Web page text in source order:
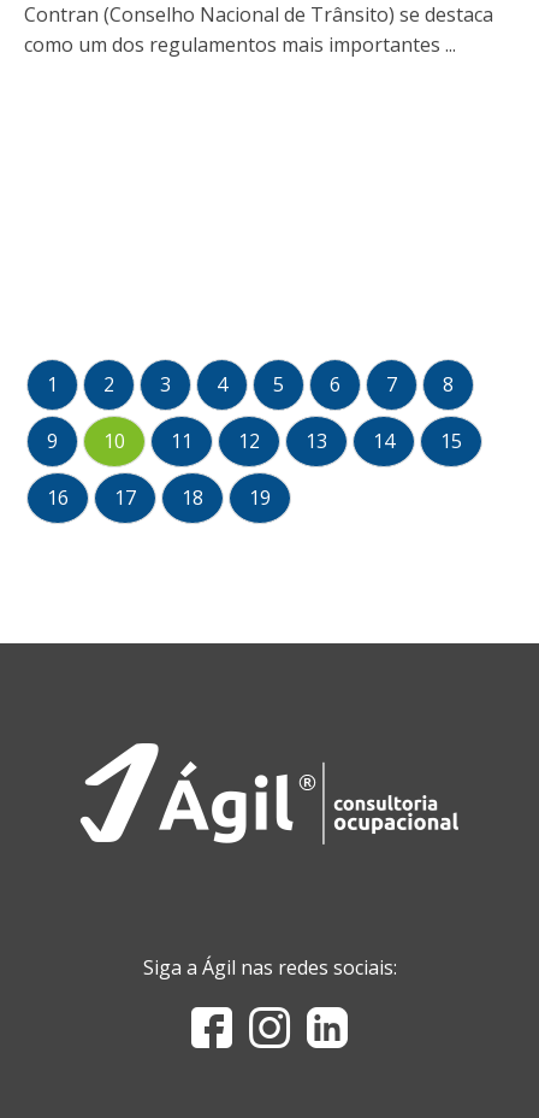
Contran (Conselho Nacional de Trânsito) se destaca
como um dos regulamentos mais importantes ...
1 2 3 4 5 6 7 8
9 10 11 12 13 14 15
16 17 18 19
Siga a Ágil nas redes sociais: